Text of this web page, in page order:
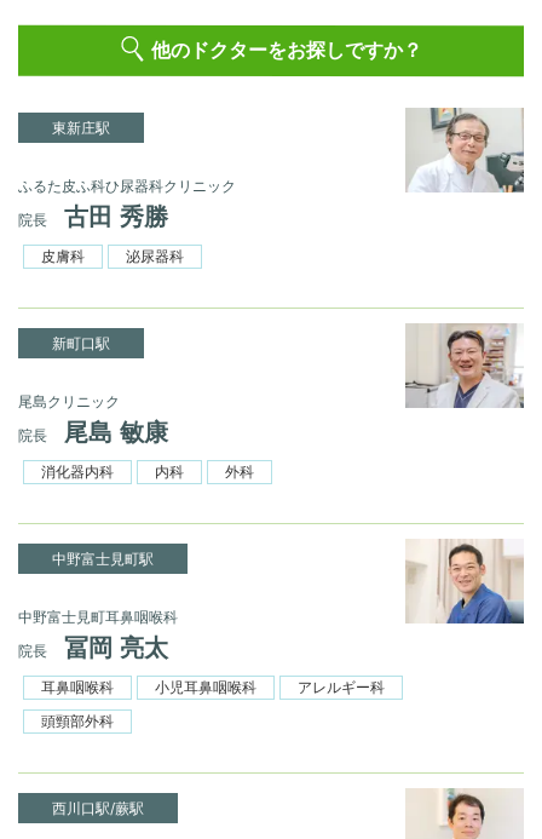
他のドクターをお探しですか？
東新庄駅
ふるた皮ふ科ひ尿器科クリニック
院長
古田 秀勝
皮膚科 泌尿器科
新町口駅
尾島クリニック
院長
尾島 敏康
消化器内科 内科 外科
中野富士見町駅
中野富士見町耳鼻咽喉科
院長
冨岡 亮太
耳鼻咽喉科 小児耳鼻咽喉科
アレルギー科
頭頸部外科
西川口駅/蕨駅